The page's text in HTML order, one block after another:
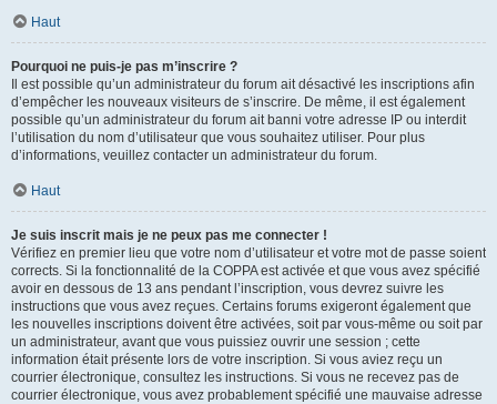
Haut
Pourquoi ne puis-je pas m’inscrire ?
Il est possible qu’un administrateur du forum ait désactivé les inscriptions afin
d’empêcher les nouveaux visiteurs de s’inscrire. De même, il est également
possible qu’un administrateur du forum ait banni votre adresse IP ou interdit
l’utilisation du nom d’utilisateur que vous souhaitez utiliser. Pour plus
d’informations, veuillez contacter un administrateur du forum.
Haut
Je suis inscrit mais je ne peux pas me connecter !
Vérifiez en premier lieu que votre nom d’utilisateur et votre mot de passe soient
corrects. Si la fonctionnalité de la COPPA est activée et que vous avez spécifié
avoir en dessous de 13 ans pendant l’inscription, vous devrez suivre les
instructions que vous avez reçues. Certains forums exigeront également que
les nouvelles inscriptions doivent être activées, soit par vous-même ou soit par
un administrateur, avant que vous puissiez ouvrir une session ; cette
information était présente lors de votre inscription. Si vous aviez reçu un
courrier électronique, consultez les instructions. Si vous ne recevez pas de
courrier électronique, vous avez probablement spécifié une mauvaise adresse